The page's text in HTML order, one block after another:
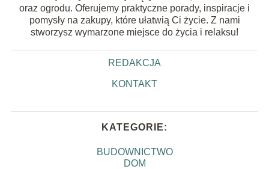
oraz ogrodu. Oferujemy praktyczne porady, inspiracje i
pomysły na zakupy, które ułatwią Ci życie. Z nami
stworzysz wymarzone miejsce do życia i relaksu!
REDAKCJA
KONTAKT
KATEGORIE:
BUDOWNICTWO
DOM